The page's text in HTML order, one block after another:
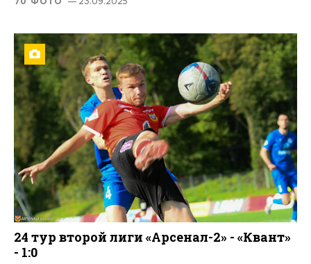
24 тур второй лиги «Арсенал-2» - «Квант»
- 1:0